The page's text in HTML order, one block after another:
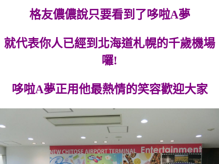
格友儂儂說只要看到了哆啦A夢
就代表你人已經到北海道札幌的千歲機場
囉!
哆啦A夢正用他最熱情的笑容歡迎大家